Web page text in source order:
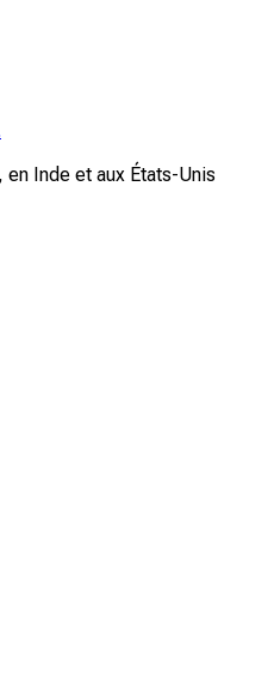
Inde et aux États-Unis